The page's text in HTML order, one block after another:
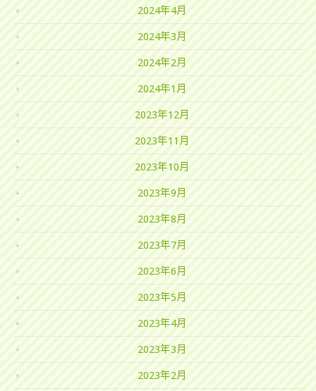
2024年4月
2024年3月
2024年2月
2024年1月
2023年12月
2023年11月
2023年10月
2023年9月
2023年8月
2023年7月
2023年6月
2023年5月
2023年4月
2023年3月
2023年2月